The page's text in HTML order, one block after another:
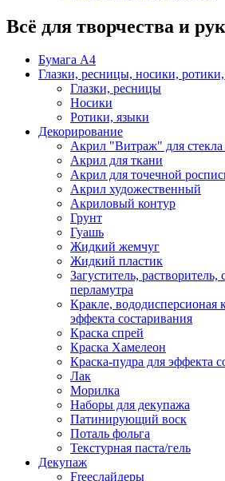
Всё для творчества и
Бумага А4
Глазки, ресницы, носики,
Глазки, ресницы
Носики
Ротики, языки
Декорирование
Акрил "Витраж" для
Акрил для ткани
Акрил для точечной
Акрил художественный
Акриловый контур
Грунт
Гуашь
Жидкий жемчуг
Жидкий пластик
Загуститель,
перламутра
Кракле, вододисперсионая
эффекта состаривания
Краска спрей
Краска Хамелеон
Краска-пудра для эффекта
Лак
Морилка
Наборы для декупажа
Патинирующий воск
Поталь фольга
Текстурная паста/гель
Декупаж
Freeслайдеры